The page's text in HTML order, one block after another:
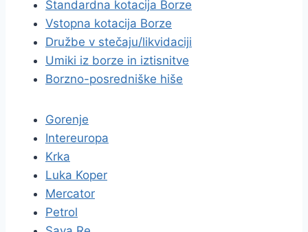
Standardna kotacija Borze
Vstopna kotacija Borze
Družbe v stečaju/likvidaciji
Umiki iz borze in iztisnitve
Borzno-posredniške hiše
Gorenje
Intereuropa
Krka
Luka Koper
Mercator
Petrol